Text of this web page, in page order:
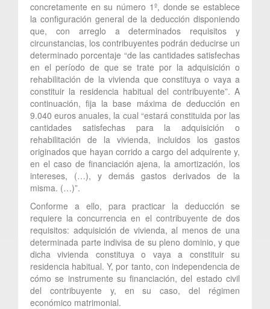
concretamente en su número 1º, donde se establece
la configuración general de la deducción disponiendo
que, con arreglo a determinados requisitos y
circunstancias, los contribuyentes podrán deducirse un
determinado porcentaje “de las cantidades satisfechas
en el período de que se trate por la adquisición o
rehabilitación de la vivienda que constituya o vaya a
constituir la residencia habitual del contribuyente”. A
continuación, fija la base máxima de deducción en
9.040 euros anuales, la cual “estará constituida por las
cantidades satisfechas para la adquisición o
rehabilitación de la vivienda, incluidos los gastos
originados que hayan corrido a cargo del adquirente y,
en el caso de financiación ajena, la amortización, los
intereses, (…), y demás gastos derivados de la
misma. (…)”.
Conforme a ello, para practicar la deducción se
requiere la concurrencia en el contribuyente de dos
requisitos: adquisición de vivienda, al menos de una
determinada parte indivisa de su pleno dominio, y que
dicha vivienda constituya o vaya a constituir su
residencia habitual. Y, por tanto, con independencia de
cómo se instrumente su financiación, del estado civil
del contribuyente y, en su caso, del régimen
económico matrimonial.